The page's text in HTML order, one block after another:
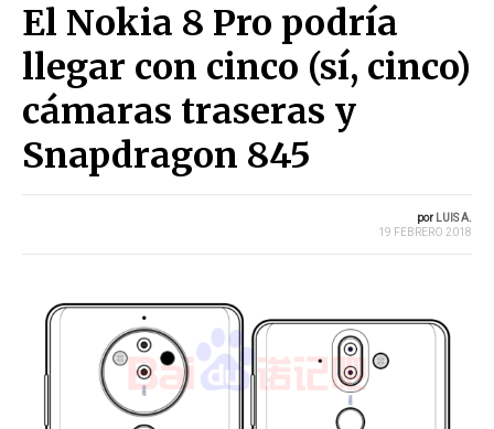
El Nokia 8 Pro podría
llegar con cinco (sí, cinco)
cámaras traseras y
Snapdragon 845
por LUIS A.
19 FEBRERO 2018